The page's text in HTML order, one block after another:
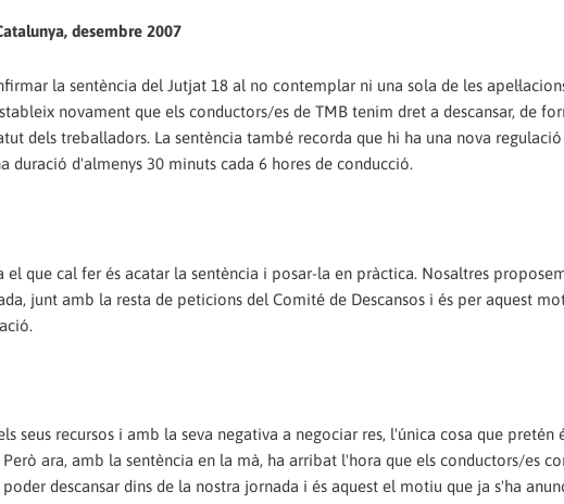
desembre 2007
la sentència del Jutjat 18 al no contemplar ni una sola de les
novament que els conductors/es de TMB tenim dret a descansar, de
dels treballadors. La sentència també recorda que hi ha una nova
duració d'almenys 30 minuts cada 6 hores de conducció.
el que cal fer és acatar la sentència i posar-la en pràctica. Nosaltres
junt amb la resta de peticions del Comité de Descansos i és per aquest
seus recursos i amb la seva negativa a negociar res, l'única cosa que pretén
Però ara, amb la sentència en la mà, ha arribat l'hora que els conductors/es
descansar dins de la nostra jornada i és aquest el motiu que ja s'ha